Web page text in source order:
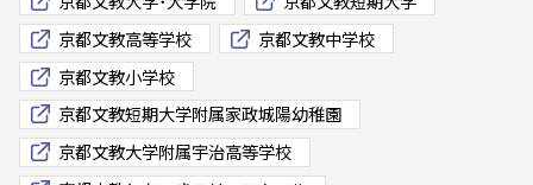
京都文教高等学校
京都文教中学校
京都文教小学校
京都文教短期大学附属家政城陽幼稚園
京都文教大学附属宇治高等学校